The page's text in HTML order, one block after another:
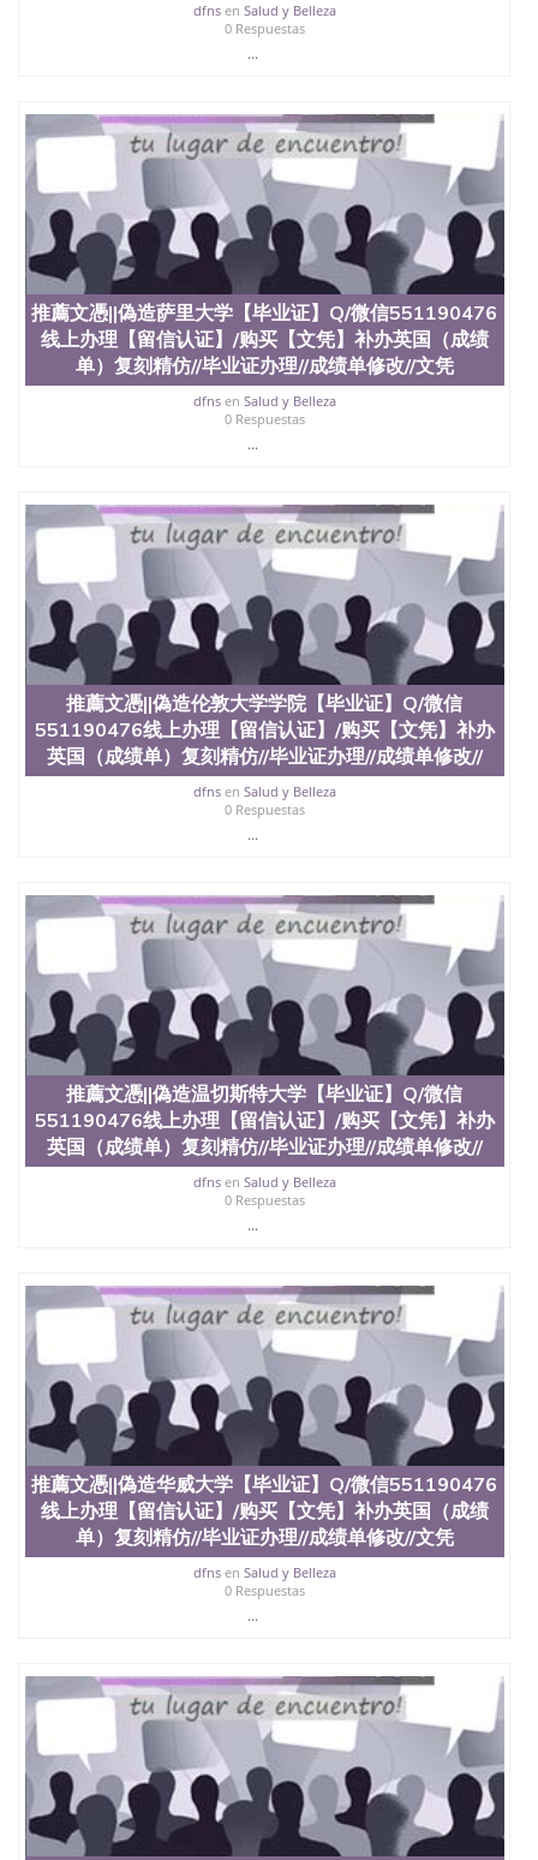
6、客户确认收到结果，付余款。 我们对海外大学及
镭射，紫外荧光，温感，复印防伪）都有原版本文凭
对照。质量得到了广大海外客户群体的认可，同时和
海外学校留学中介， 同时能做到与时俱进，及时掌握
各大院校的（毕业证，成绩单，资格证，学生卡，结
业证，录取通知书，在读证明等相关材料）的版本更
新信息， 能够在时间掌握的海外学历文凭的样版，尺
寸大小，纸张材质，防伪技术等等，并在时间收集到
原版实物，以求达到客户的需求。 我们的优势： 我
们在保证合理定价的同时，坚持较高性价比，通过品
质和效率不断优化，为您倾情诠释什么是高性价比。
咨询顾问：Sam q/微信:551190476 Q/微
信:551190476办理毕业证成绩单、教育部认证,录取通
知书，雅思，留学回国证明.
公司专业制作、办理、仿制、成绩单文凭、改成绩、
教育部学历学位认证、毕业证、成绩单、文凭、学历
证认证、留服认证、使馆认证、使馆证明、使馆留学
回国人员证明、留学生认证、学历认证、文凭认证学
位认证、留学生学历认证、留学生学位认证、英国文
凭学历、美国文凭学历、澳洲文凭学历、加拿大文凭
学历、新西兰学历认证等q:551190476 微信：
551190476 圣何塞州立大学毕业证（San Jose State
University）圣何塞州立大学毕业证（San Jose State
University）圣何塞州立大学毕业证（San Jose State
University）圣何塞州立大学成绩单（San Jose State
University）圣何塞州立大学成绩单（ San Jose State
University）圣何塞州立大学成绩单（San Jose State
University）成绩单圣何塞州立大学文凭（San Jose
State University）圣何塞州立大学（San Jose State
University）圣何塞州立大学（San Jose State
University）圣何塞州立大学（ San Jose State
University）圣何塞州立大学文凭（San Jose State
University）文凭圣何塞州立大学文凭（San Jose
State University）圣何塞州立大学学历（ San Jose
State University）圣何塞州立大学学历（San Jose
State University）圣何塞州立大学学历（San Jose
State University）圣 塞州立大学学历（San Jose
State University）圣何塞州立大学（San Jose State
University）圣何塞州立大学（San Jose State
University）圣何塞州立大学（San Jose State
University）圣何塞州立大学（San Jose State
University）圣何塞州立大学学位证（San Jose State
University）圣何塞州立大学学位证（San Jose State
University）圣何塞州立大学学位证（San Jose State
University）圣何塞州立大学（San Jose State
University）圣何塞州立大学（San Jose State
University）圣何塞州立大学学位证（San Jose State
University）圣何塞州立大学学位证（San Jose State
University）圣何塞州立大学结业证（San Jose State
University）圣何塞州立大学结业证（San Jose State
University）圣何塞州立大学结业证（San Jose State
University）圣何塞州立大学学位证（San Jose State
University）圣何塞州立大学学位证（San Jose State
University）圣何塞州立大学学历证书（San Jose
State University）圣何塞州立大学学历证书（San
Jose State University）圣何塞州立大学学历证书
（San Jose State University）澳洲读书未毕业找人做
文凭学位qq微信551190476澳洲读CQU中央昆士兰大
学学历 绩单购买学位证书/澳洲读本科硕士做文凭/购
买澳洲大学毕业证成绩单假文凭学历
offieUniversityofSouthernQueensland 澳洲读书未毕
士做文凭/购买澳洲大学毕业证成绩单假文凭学历推
薦文憑||偽造邓迪大学【毕业证】Q/微信551190476
线上办理【留信认证】/购买【文凭】补办英国（成
绩单）复刻精仿//毕业证办理//成绩单修改//文凭偽造
@購買@推荐国外证件遗失补办University of Dundee
dfnsen Salud y Belleza
0 Respuestas
...
推薦文憑||偽造萨里大学【毕业证】Q/微信551190476
线上办理【留信认证】/购买【文凭】补办英国（成绩
单）复刻精仿//毕业证办理//成绩单修改//文凭
dfnsen Salud y Belleza
0 Respuestas
...
推薦文憑||偽造伦敦大学学院【毕业证】Q/微信
551190476线上办理【留信认证】/购买【文凭】补办
英国（成绩单）复刻精仿//毕业证办理//成绩单修改//
dfnsen Salud y Belleza
0 Respuestas
...
推薦文憑||偽造温切斯特大学【毕业证】Q/微信
551190476线上办理【留信认证】/购买【文凭】补办
英国（成绩单）复刻精仿//毕业证办理//成绩单修改//
dfnsen Salud y Belleza
0 Respuestas
...
推薦文憑||偽造华威大学【毕业证】Q/微信551190476
线上办理【留信认证】/购买【文凭】补办英国（成绩
单）复刻精仿//毕业证办理//成绩单修改//文凭
dfnsen Salud y Belleza
0 Respuestas
...